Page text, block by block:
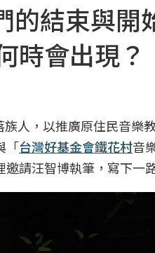
的結束與
時會出現？
人，以推廣原住民音樂
「台灣好基金會鐵花村音
邀請汪智博執筆，寫下一